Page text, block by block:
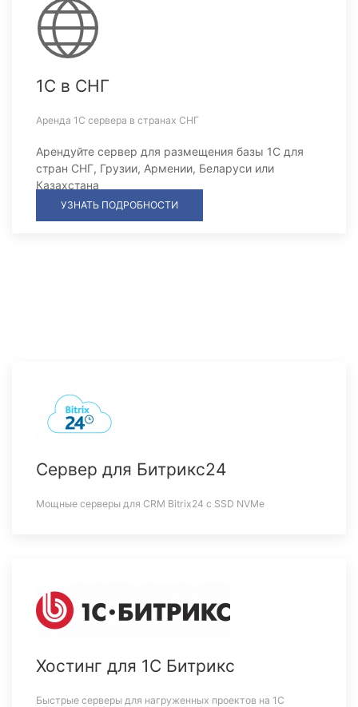
1С в СНГ
Аренда 1С сервера в странах СНГ
Арендуйте сервер для размещения базы 1С для
стран СНГ, Грузии, Армении, Беларуси или
Казахстана
УЗНАТЬ ПОДРОБНОСТИ
Сервер для Битрикс24
Мощные серверы для CRM Bitrix24 c SSD NVMe
Хостинг для 1С Битрикс
Быстрые серверы для нагруженных проектов на 1С